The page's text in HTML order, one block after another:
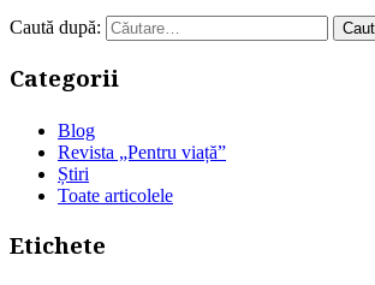
Caută după:
Categorii
Blog
Revista „Pentru viață”
Știri
Toate articolele
Etichete